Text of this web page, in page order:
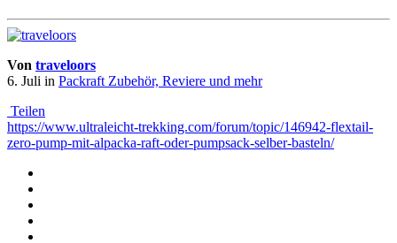
Von traveloors
6. Juli in Packraft Zubehör, Reviere und mehr
Teilen
https://www.ultraleicht-trekking.com/forum/topic/146942-flextail-
zero-pump-mit-alpacka-raft-oder-pumpsack-selber-basteln/